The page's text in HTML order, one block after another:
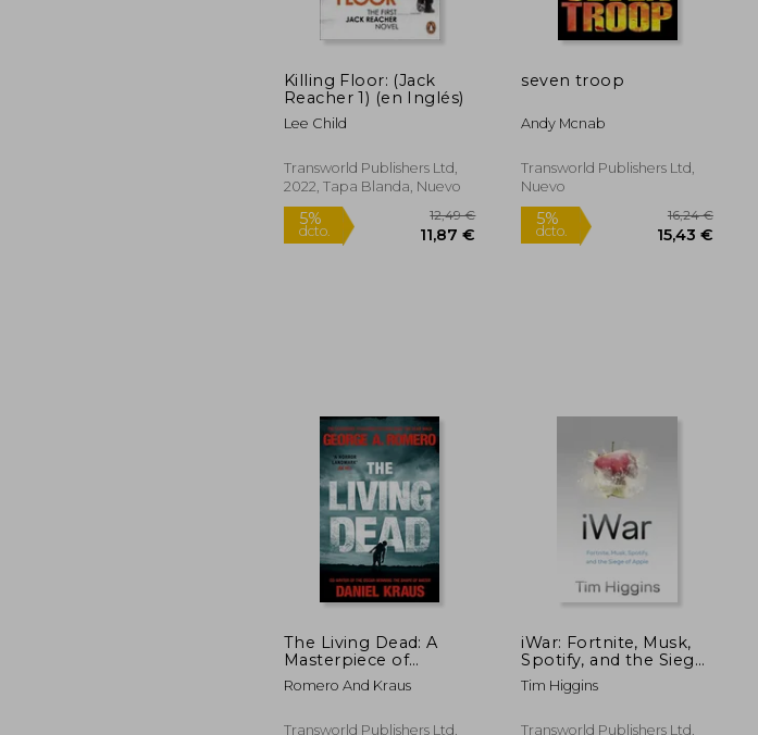
Killing Floor: (Jack
Reacher 1) (en Inglés)
Lee Child
Transworld Publishers Ltd,
2022, Tapa Blanda, Nuevo
5%
dcto.
seven troop
Andy Mcnab
Transworld Publishers Ltd,
Nuevo
5%
dcto.
The Living Dead: A
Masterpiece of
Zombie Horror (en
Inglés)
Romero And Kraus
Transworld Publishers Ltd,
iWar: Fortnite, Musk,
Spotify, and the Siege
of Apple (en Inglés)
Tim Higgins
Transworld Publishers Ltd,